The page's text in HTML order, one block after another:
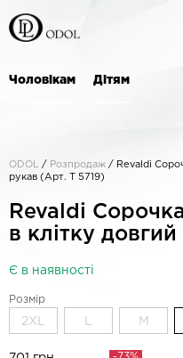
Чоловікам Дітям
ODOL / Розпродаж / Revaldi
рукав (Арт. T 5719)
Revaldi
в клітку
Є в наявності
Розмір
2XL M